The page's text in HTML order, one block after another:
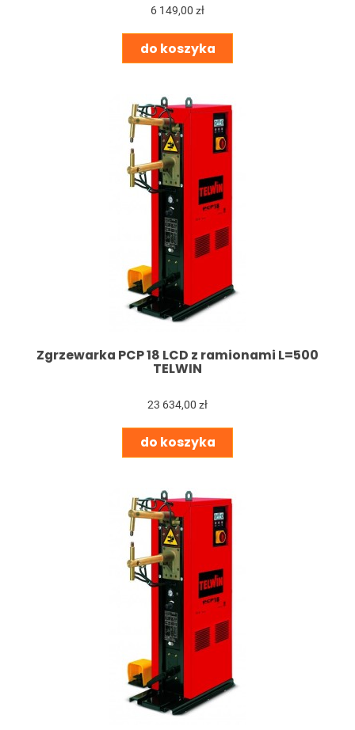
6 149,00 zł
do koszyka
Zgrzewarka PCP 18 LCD z ramionami L=500
TELWIN
23 634,00 zł
do koszyka